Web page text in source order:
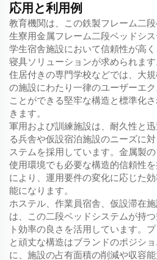
応用と利用例
教育機関は、この鉄製フレーム二
生寮用金属フレーム二段ベッドシス
学生宿舎施設において信頼性が高
寝具ソリューションが求められます
住居付きの専門学校などでは、大
の施設にわたり一律のユーザーエ
ことができる堅牢な構造と標準化
きます。
軍用および訓練施設は、耐久性と
る兵舎や仮設宿泊施設のニーズに
ステムを採用しています。金属製
使用環境でも必要な構造的信頼性
により、運用要件の変化に応じた
能になります。
ホステル、作業員宿舎、仮設滞在
は、この二段ベッドシステムが持
ト効率の良さを活用しています。
と頑丈な構造はブランドのポジシ
に、施設の占有面積の削減や収容